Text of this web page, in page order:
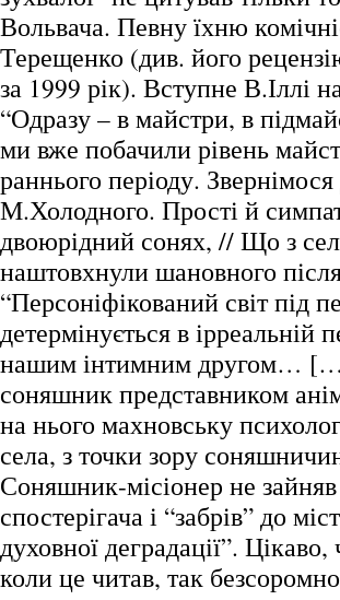
Вольвача. Певну їхню
Терещенко (див. його
за 1999 рік). Вступне В.Іллі
“Одразу – в майстри, в
ми вже побачили рівень
раннього періоду.
М.Холодного. Прості й
двоюрідний сонях, // Що з
наштовхнули шановного
“Персоніфікований світ під
детермінується в ірреальній
нашим інтимним другом…
соняшник представником
на нього махновську
села, з точки зору
Соняшник-місіонер не зайняв
спостерігача і “забрів” до
духовної деградації”.
коли це читав, так